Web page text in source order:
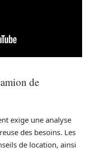
de
exige une analyse
des besoins. Les
de location, ainsi